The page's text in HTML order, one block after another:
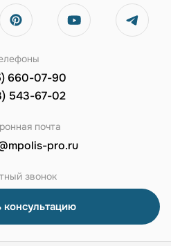
660-07-90
543-67-02
почта
pro.ru
звонок
консультацию